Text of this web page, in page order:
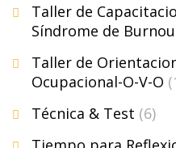
Taller de
Síndrome de
Taller de
Ocupacional-O-V-O
Técnica & Test (6)